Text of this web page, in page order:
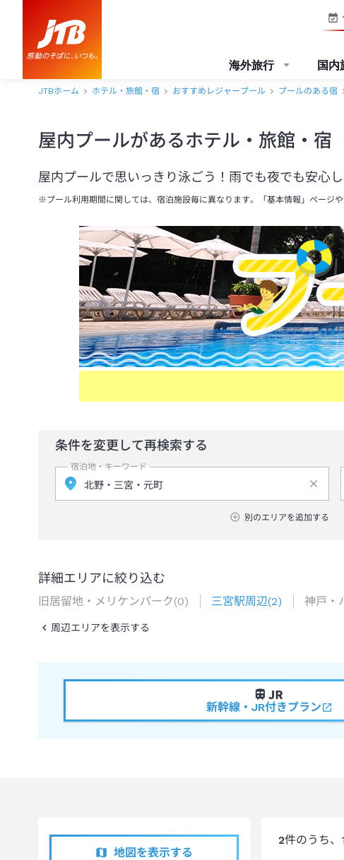
海外旅行 国内
JTBホーム ホテル・旅館・宿 おすすめレジャープール プールのある宿
屋内プールがあるホテル・旅館・宿
屋内プールで思いっきり泳ごう！雨でも夜でも安心
※プール利用期間に関しては、宿泊施設毎に異なります。「基本情報」ページ
条件を変更して再検索する
宿泊地・キーワード
別のエリアを追加する
詳細エリアに絞り込む
旧居留地・メリケンパーク(0) 三宮駅周辺(2) 神戸・
周辺エリアを表示する
新幹線・JR付きプラン
地図を表示する
2件のうち、